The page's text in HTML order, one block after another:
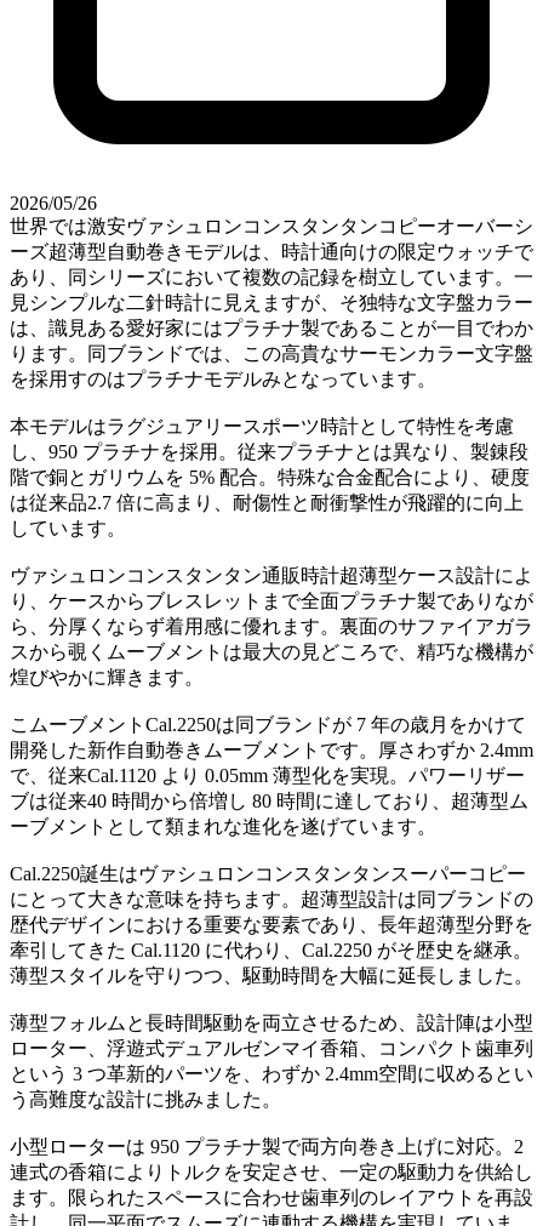
2026/05/26
世界では激安ヴァシュロンコンスタンタンコピーオーバーシ
ーズ超薄型自動巻きモデルは、時計通向けの限定ウォッチで
あり、同シリーズにおいて複数の記録を樹立しています。一
見シンプルな二針時計に見えますが、そ独特な文字盤カラー
は、識見ある愛好家にはプラチナ製であることが一目でわか
ります。同ブランドでは、この高貴なサーモンカラー文字盤
を採用すのはプラチナモデルみとなっています。
本モデルはラグジュアリースポーツ時計として特性を考慮
し、950 プラチナを採用。従来プラチナとは異なり、製錬段
階で銅とガリウムを 5% 配合。特殊な合金配合により、硬度
は従来品2.7 倍に高まり、耐傷性と耐衝撃性が飛躍的に向上
しています。
ヴァシュロンコンスタンタン通販時計超薄型ケース設計によ
り、ケースからブレスレットまで全面プラチナ製でありなが
ら、分厚くならず着用感に優れます。裏面のサファイアガラ
スから覗くムーブメントは最大の見どころで、精巧な機構が
煌びやかに輝きます。
こムーブメントCal.2250は同ブランドが 7 年の歳月をかけて
開発した新作自動巻きムーブメントです。厚さわずか 2.4mm
で、従来Cal.1120 より 0.05mm 薄型化を実現。パワーリザー
ブは従来40 時間から倍増し 80 時間に達しており、超薄型ム
ーブメントとして類まれな進化を遂げています。
Cal.2250誕生はヴァシュロンコンスタンタンスーパーコピー
にとって大きな意味を持ちます。超薄型設計は同ブランドの
歴代デザインにおける重要な要素であり、長年超薄型分野を
牽引してきた Cal.1120 に代わり、Cal.2250 がそ歴史を継承。
薄型スタイルを守りつつ、駆動時間を大幅に延長しました。
薄型フォルムと長時間駆動を両立させるため、設計陣は小型
ローター、浮遊式デュアルゼンマイ香箱、コンパクト歯車列
という 3 つ革新的パーツを、わずか 2.4mm空間に収めるとい
う高難度な設計に挑みました。
小型ローターは 950 プラチナ製で両方向巻き上げに対応。2
連式の香箱によりトルクを安定させ、一定の駆動力を供給し
ます。限られたスペースに合わせ歯車列のレイアウトを再設